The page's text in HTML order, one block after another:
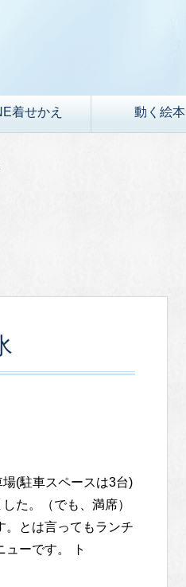
着せかえ 動く絵本
(駐車スペースは3台)
た。（でも、満席）
。とは言ってもランチ
ューです。 ト